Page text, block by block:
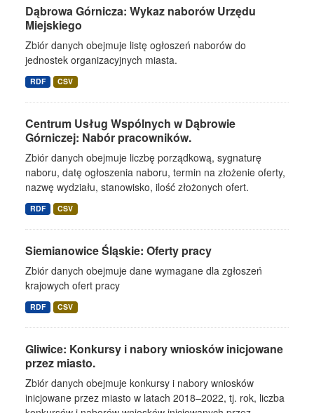
Dąbrowa Górnicza: Wykaz naborów Urzędu
Miejskiego
Zbiór danych obejmuje listę ogłoszeń naborów do
jednostek organizacyjnych miasta.
RDF CSV
Centrum Usług Wspólnych w Dąbrowie
Górniczej: Nabór pracowników.
Zbiór danych obejmuje liczbę porządkową, sygnaturę
naboru, datę ogłoszenia naboru, termin na złożenie oferty,
nazwę wydziału, stanowisko, ilość złożonych ofert.
RDF CSV
Siemianowice Śląskie: Oferty pracy
Zbiór danych obejmuje dane wymagane dla zgłoszeń
krajowych ofert pracy
RDF CSV
Gliwice: Konkursy i nabory wniosków inicjowane
przez miasto.
Zbiór danych obejmuje konkursy i nabory wniosków
inicjowane przez miasto w latach 2018–2022, tj. rok, liczba